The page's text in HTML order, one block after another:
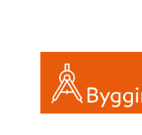
ATTEFALL ELLER FRIGGEBOD
INREDA EN FRIGGEBOD